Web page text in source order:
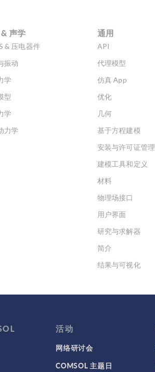
声学
& 压电器件
振动
学
型
学
力学
通用
API
代理模型
仿真 App
优化
几何
基于方程建模
安装与许可证管理
建模工具和定义
材料
物理场接口
用户界面
研究与求解器
简介
结果与可视化
活动
网络研讨会
COMSOL 主题日